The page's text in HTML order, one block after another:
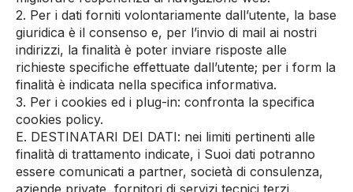
2. Per i dati forniti volontariamente dall’utente, la base
giuridica è il consenso e, per l’invio di mail ai nostri
indirizzi, la finalità è poter inviare risposte alle
richieste specifiche effettuate dall’utente; per i form la
finalità è indicata nella specifica informativa.
3. Per i cookies ed i plug-in: confronta la specifica
cookies policy.
E. DESTINATARI DEI DATI: nei limiti pertinenti alle
finalità di trattamento indicate, i Suoi dati potranno
essere comunicati a partner, società di consulenza,